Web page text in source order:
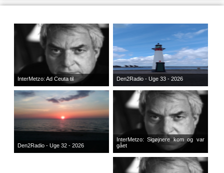
InterMetzo: Ad Ceuta til Den2Radio - Uge 33 - 2026
Den2Radio - Uge 32 - 2026
InterMetzo: Sigøjnere kom og var
gået